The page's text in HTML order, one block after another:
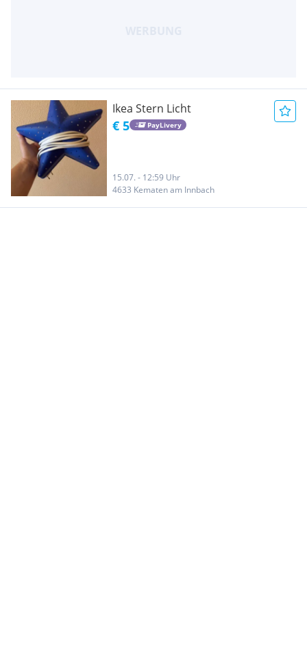
Ikea Stern Licht
€ 5 PayLivery
15.07. - 12:59 Uhr
4633 Kematen am Innbach